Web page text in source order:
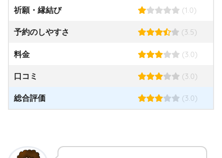
祈願・縁結び (1.0)
予約のしやすさ (3.5)
料金 (3.0)
口コミ (3.0)
総合評価 (3.0)